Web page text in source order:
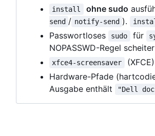
install ohne sudo
send / notify-send ).
Passwortloses
sudo für
NOPASSWD-Regel
xfce4-screensaver
Hardware-Pfade
Ausgabe enthält
"Dell